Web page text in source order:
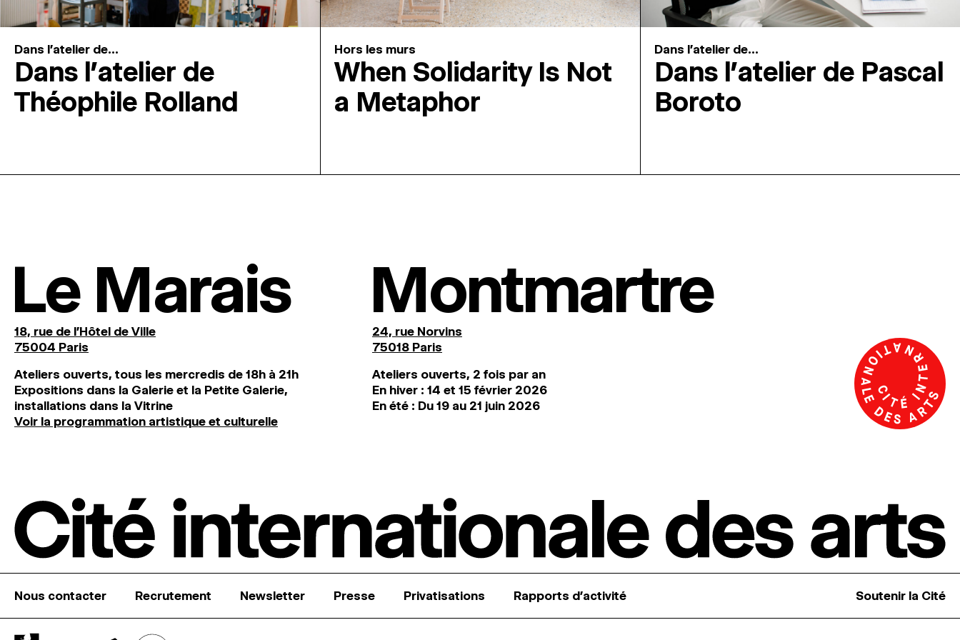
Dans l'atelier de...
Dans l’atelier de
Théophile Rolland
Hors les murs
When Solidarity Is Not
a Metaphor
Dans l'atelier de...
Dans l’atelier de Pascal
Boroto
Le Marais
18, rue de l'Hôtel de Ville
75004 Paris
Ateliers ouverts, tous les mercredis de 18h à 21h
Expositions dans la Galerie et la Petite Galerie,
installations dans la Vitrine
Voir la programmation artistique et culturelle
Montmartre
24, rue Norvins
75018 Paris
Ateliers ouverts, 2 fois par an
En hiver : 14 et 15 février 2026
En été : Du 19 au 21 juin 2026
Nous contacter Recrutement Newsletter Presse Privatisations Rapports d’activité Soutenir la Cité